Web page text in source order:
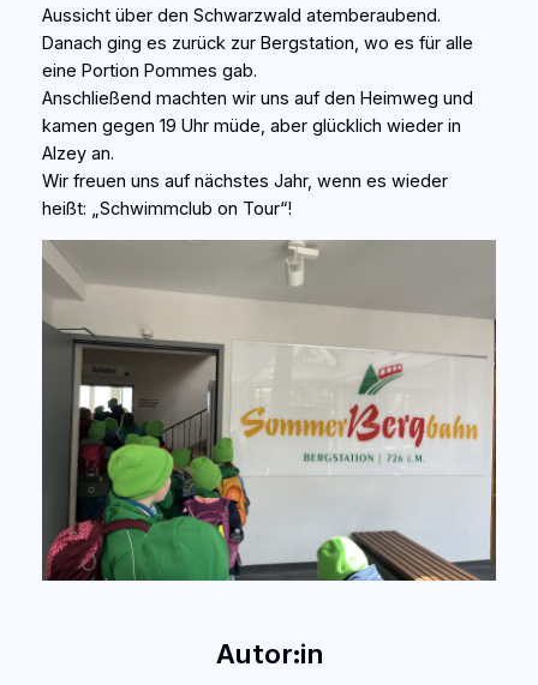
Aussicht über den Schwarzwald atemberaubend.
Danach ging es zurück zur Bergstation, wo es für alle
eine Portion Pommes gab.
Anschließend machten wir uns auf den Heimweg und
kamen gegen 19 Uhr müde, aber glücklich wieder in
Alzey an.
Wir freuen uns auf nächstes Jahr, wenn es wieder
heißt: „Schwimmclub on Tour“!
Autor:in